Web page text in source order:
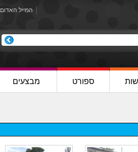
המייל האדום
ספורט מבצעים